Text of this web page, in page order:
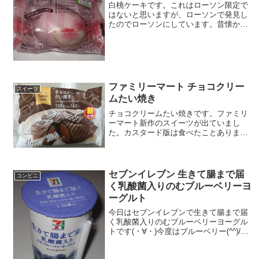
白桃ケーキです。これはローソン限定で
はないと思いますが、ローソンで発見し
たのでローソンにしています。昔懐かし
スイーツ
ファミリーマート チョコクリー
ムたい焼き
チョコクリームたい焼きです。ファミリ
ーマート新作のスイーツが出ていまし
た。カスタード版は食べたことあります
まできちんとクリーム入って...
コンビニ
セブンイレブン 生きて腸まで届
く乳酸菌入りのむブルーベリーヨ
ーグルト
今日はセブンイレブンで生きて腸まで届
く乳酸菌入りのむブルーベリーヨーグル
トです(・∀・)今度はブルーベリー(^^)/今